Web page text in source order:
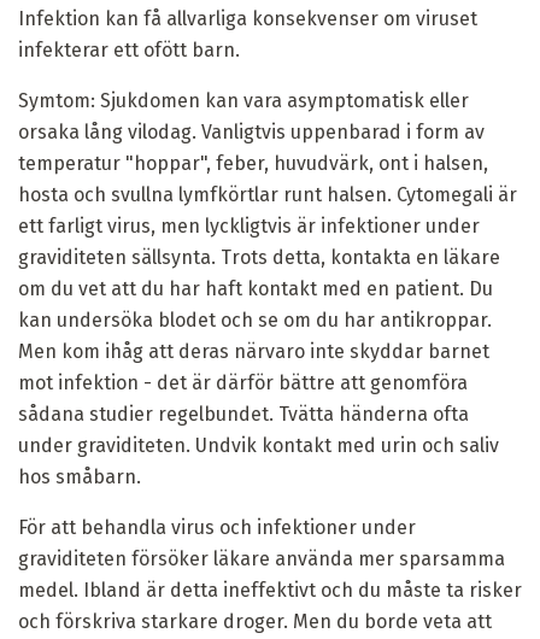
Infektion kan få allvarliga konsekvenser om viruset
infekterar ett ofött barn.
Symtom: Sjukdomen kan vara asymptomatisk eller
orsaka lång vilodag. Vanligtvis uppenbarad i form av
temperatur "hoppar", feber, huvudvärk, ont i halsen,
hosta och svullna lymfkörtlar runt halsen. Cytomegali är
ett farligt virus, men lyckligtvis är infektioner under
graviditeten sällsynta. Trots detta, kontakta en läkare
om du vet att du har haft kontakt med en patient. Du
kan undersöka blodet och se om du har antikroppar.
Men kom ihåg att deras närvaro inte skyddar barnet
mot infektion - det är därför bättre att genomföra
sådana studier regelbundet. Tvätta händerna ofta
under graviditeten. Undvik kontakt med urin och saliv
hos småbarn.
För att behandla virus och infektioner under
graviditeten försöker läkare använda mer sparsamma
medel. Ibland är detta ineffektivt och du måste ta risker
och förskriva starkare droger. Men du borde veta att